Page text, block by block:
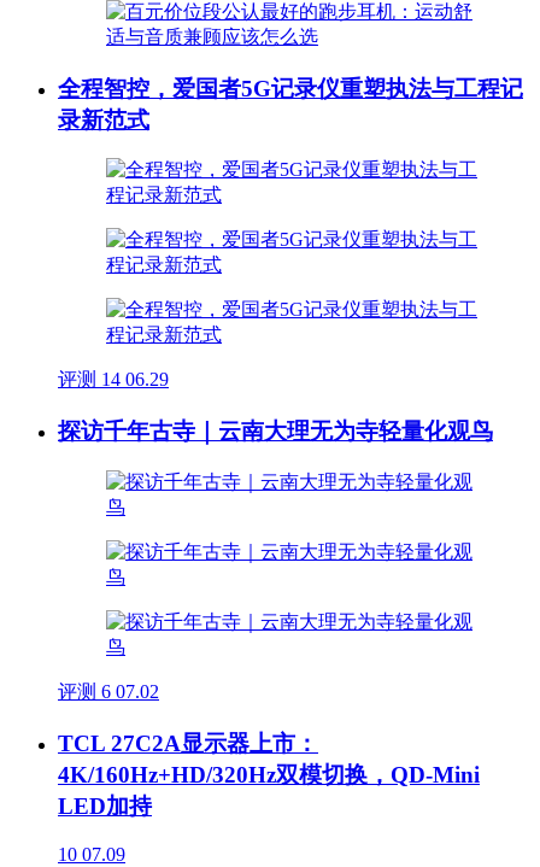
全程智控，爱国者5G记录仪重塑执法与工程记
录新范式
评测 14 06.29
探访千年古寺｜云南大理无为寺轻量化观鸟
评测 6 07.02
TCL 27C2A显示器上市：
4K/160Hz+HD/320Hz双模切换，QD-Mini
LED加持
10 07.09